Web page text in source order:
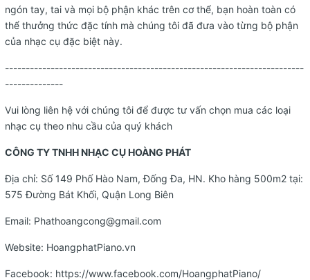
ngón tay, tai và mọi bộ phận khác trên cơ thể, bạn hoàn toàn có
thể thưởng thức đặc tính mà chúng tôi đã đưa vào từng bộ phận
của nhạc cụ đặc biệt này.
------------------------------------------------------------------------
--------------
Vui lòng liên hệ với chúng tôi để được tư vấn chọn mua các loại
nhạc cụ theo nhu cầu của quý khách
CÔNG TY TNHH NHẠC CỤ HOÀNG PHÁT
Địa chỉ: Số 149 Phố Hào Nam, Đống Đa, HN. Kho hàng 500m2 tại:
575 Đường Bát Khối, Quận Long Biên
Email: Phathoangcong@gmail.com
Website: HoangphatPiano.vn
Facebook: https://www.facebook.com/HoangphatPiano/